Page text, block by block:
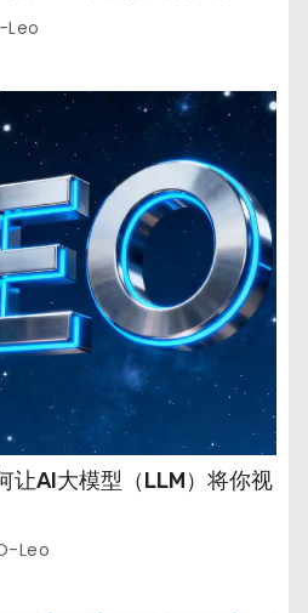
Leo
让AI大模型（LLM）将你视
Leo